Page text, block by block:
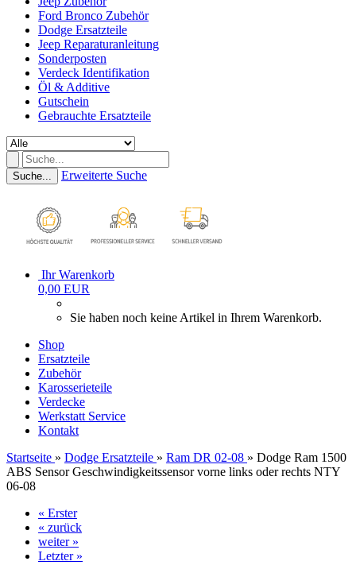
Ford Bronco Zubehör
Dodge Ersatzteile
Jeep Reparaturanleitung
Sonderposten
Verdeck Identifikation
Öl & Additive
Gutschein
Gebrauchte Ersatzteile
Suche... Erweiterte Suche
Ihr Warenkorb
0,00 EUR
Sie haben noch keine Artikel in Ihrem Warenkorb.
Shop
Ersatzteile
Zubehör
Karosserieteile
Verdecke
Werkstatt Service
Kontakt
Startseite » Dodge Ersatzteile » Ram DR 02-08 » Dodge Ram 1500
ABS Sensor Geschwindigkeitssensor vorne links oder rechts NTY
06-08
« Erster
« zurück
weiter »
Letzter »